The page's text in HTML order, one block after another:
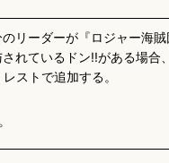
のリーダーが『ロジャー海
れているドン!!がある場合
ストで追加する。